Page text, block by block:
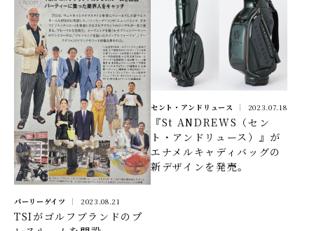
パーリーゲイツ 2023.08.21
TSIがゴルフブランドのプ
セント・アンドリュース 2023.07.18
『St ANDREWS（セン
ト・アンドリュース）』が
エナメルキャディバッグの
新デザインを発売。